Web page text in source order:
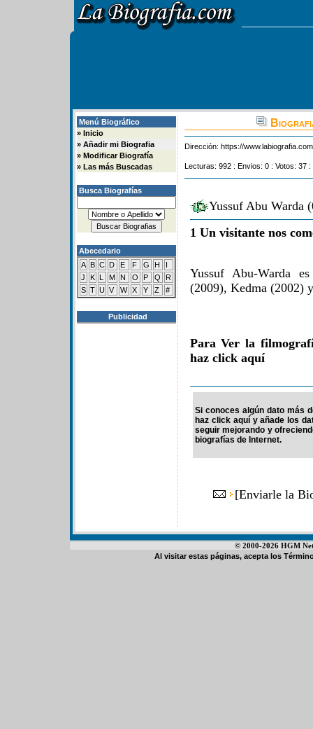
Menú Biográfico
» Inicio
» Añadir mi Biografia
» Modificar Biografía
» Las más Buscadas
Busca Biografías
Abecedario
A B C D E F G H
I
J
K L M N O P Q
R
S T U V W X Y Z #
Publicidad
Dirección: https://
Lecturas: 992 : Envios: 0 : Votos: 37
Yussuf Abu Warda
1 Un visitante nos
Yussuf Abu-Warda
(2009), Kedma (2002)
Para Ver la
haz click aquí
Si conoces algún dato más
haz click aquí y añade los
seguir mejorando y
biografías de Internet.
[Enviarle la
© 2000-2026 HGM
Al visitar estas páginas, acepta los